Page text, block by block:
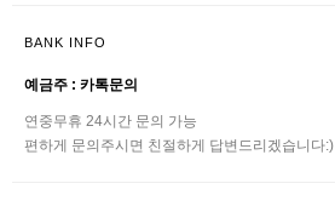
BANK INFO
예금주 : 카톡문의
연중무휴 24시간 문의 가능
편하게 문의주시면 친절하게 답변드리겠습니다:)